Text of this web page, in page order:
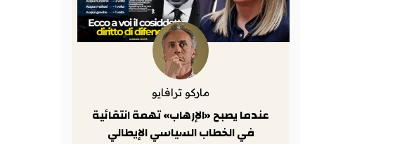
ماركو ترافايو
عندما يصبح «الإرهاب» تهمة انتقائية
في الخطاب السياسي الإيطالي